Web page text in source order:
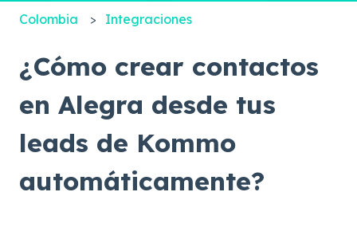
Colombia Integraciones
¿Cómo crear contactos
en Alegra desde tus
leads de Kommo
automáticamente?